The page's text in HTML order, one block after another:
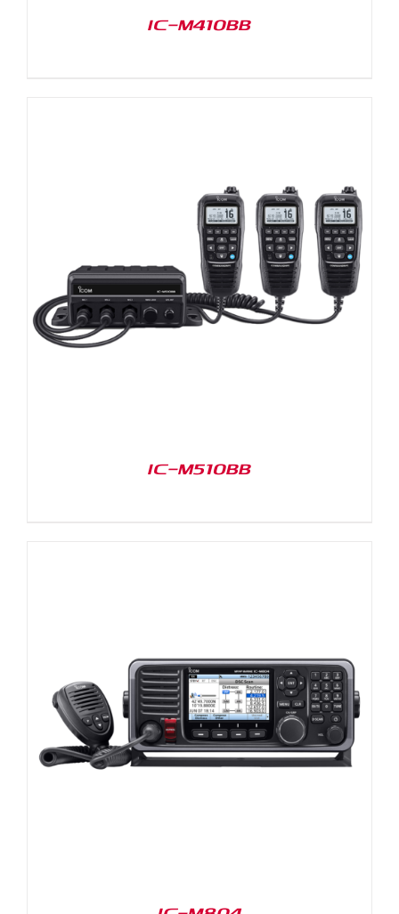
IC-M410BB
IC-M510BB